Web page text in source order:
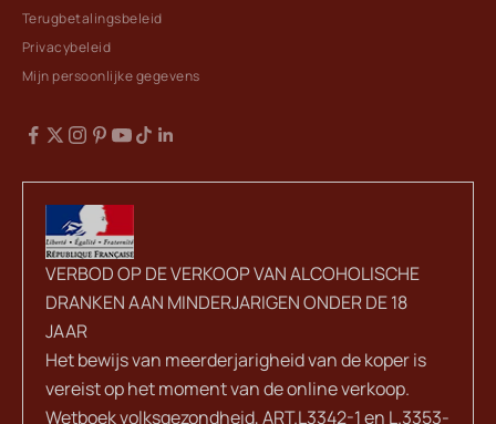
Terugbetalingsbeleid
Privacybeleid
Mijn persoonlijke gegevens
VERBOD OP DE VERKOOP VAN ALCOHOLISCHE
DRANKEN AAN MINDERJARIGEN ONDER DE 18
JAAR
Het bewijs van meerderjarigheid van de koper is
vereist op het moment van de online verkoop.
Wetboek volksgezondheid, ART.L3342-1 en L.3353-